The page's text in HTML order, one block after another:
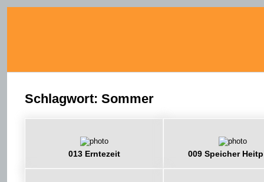
Schlagwort: Sommer
013 Erntezeit 009 Speicher